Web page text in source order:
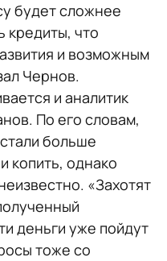
будет сложнее
кредиты, что
и возможным
Чернов.
и аналитик
По его словам,
больше
копить, однако
«Захотят
деньги уже пойдут
тоже со